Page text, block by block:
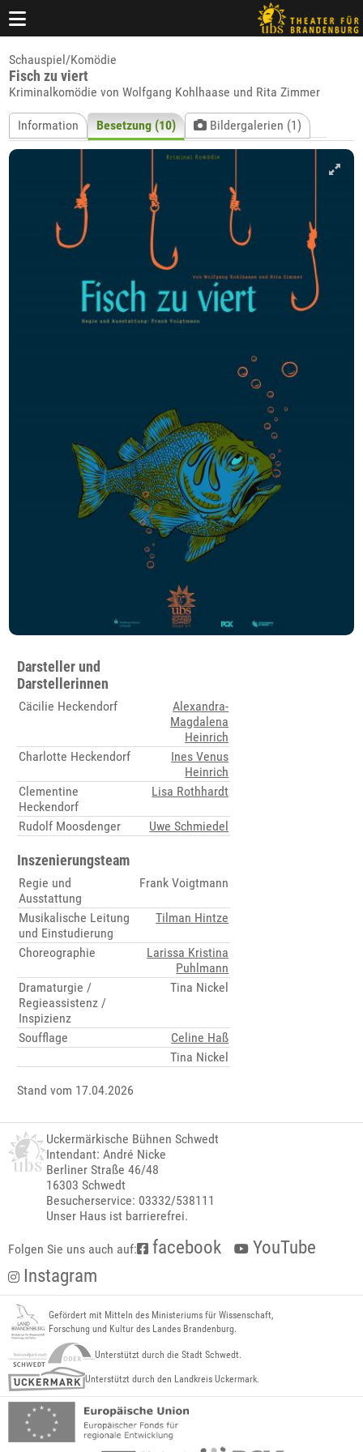
Schauspiel/Komödie
Fisch zu viert
Kriminalkomödie von Wolfgang Kohlhaase und Rita Zimmer
Information Besetzung (10) Bildergalerien (1)
Darsteller und
Darstellerinnen
Cäcilie Heckendorf
Alexandra-
Magdalena
Heinrich
Charlotte Heckendorf
Ines Venus
Heinrich
Clementine
Heckendorf
Lisa Rothhardt
Rudolf Moosdenger Uwe Schmiedel
Inszenierungsteam
Regie und
Ausstattung
Frank Voigtmann
Musikalische Leitung
und Einstudierung
Tilman Hintze
Choreographie
Larissa Kristina
Puhlmann
Dramaturgie /
Regieassistenz /
Inspizienz
Tina Nickel
Soufflage
Celine Haß
Tina Nickel
Stand vom 17.04.2026
Uckermärkische Bühnen Schwedt
Intendant: André Nicke
Berliner Straße 46/48
16303 Schwedt
Besucherservice: 03332/538111
Unser Haus ist barrierefrei.
Folgen Sie uns auch auf: facebook
YouTube
Instagram
Gefördert mit Mitteln des Ministeriums für Wissenschaft,
Forschung und Kultur des Landes Brandenburg.
Unterstützt durch die Stadt Schwedt.
Unterstützt durch den Landkreis Uckermark.